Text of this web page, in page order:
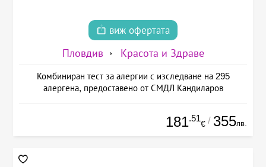
виж офертата
Пловдив Красота и Здраве
Комбиниран тест за алергии с изследване на 295
алергена, предоставено от СМДЛ Кандиларов
181.51
€ / 355лв.